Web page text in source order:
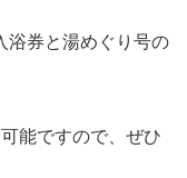
浴券と湯めぐり号の
能ですので、ぜひ